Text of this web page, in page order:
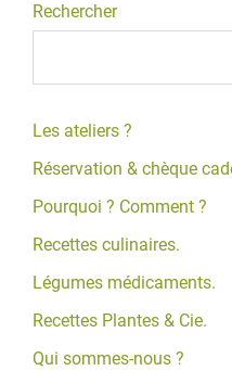
Rechercher
Les ateliers ?
Réservation & chèque
Pourquoi ? Comment ?
Recettes culinaires.
Légumes médicaments.
Recettes Plantes & Cie.
Qui sommes-nous ?